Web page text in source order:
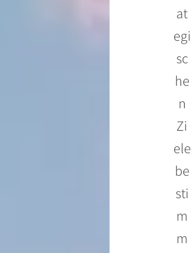
at
egi
sc
he
n
Zi
ele
be
sti
m
m